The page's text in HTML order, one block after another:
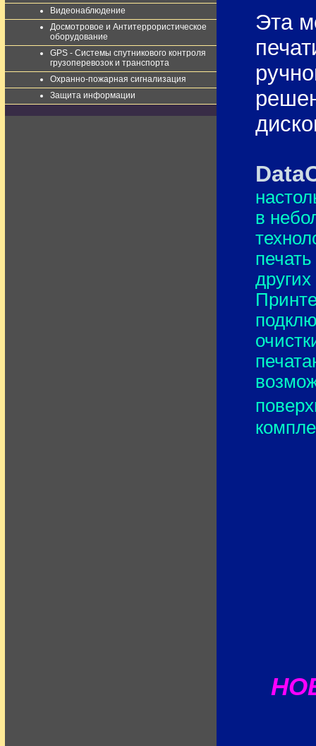
Видеонаблюдение
Досмотровое и Антитеррористическое
оборудование
GPS - Системы спутникового контроля
грузоперевозок и транспорта
Охранно-пожарная сигнализация
Защита информации
Эта
в